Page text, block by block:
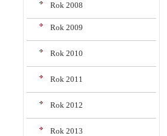
Rok 2008
Rok 2009
Rok 2010
Rok 2011
Rok 2012
Rok 2013